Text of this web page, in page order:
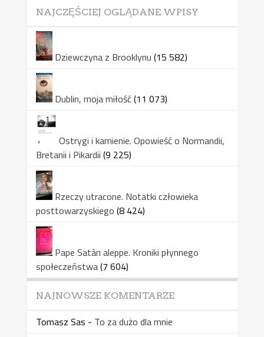
NAJCZĘŚCIEJ OGLĄDANE WPISY
Dziewczyna z Brooklynu (15 582)
Dublin, moja miłość(11 073)
Ostrygi i kamienie. Opowieść o Normandii,
Bretanii i Pikardii (9 225)
Rzeczy utracone. Notatki człowieka
posttowarzyskiego (8 424)
Pape Satàn aleppe. Kroniki płynnego
społeczeństwa(7 604)
NAJNOWSZE KOMENTARZE
Tomasz Sas - To za dużo dla mnie